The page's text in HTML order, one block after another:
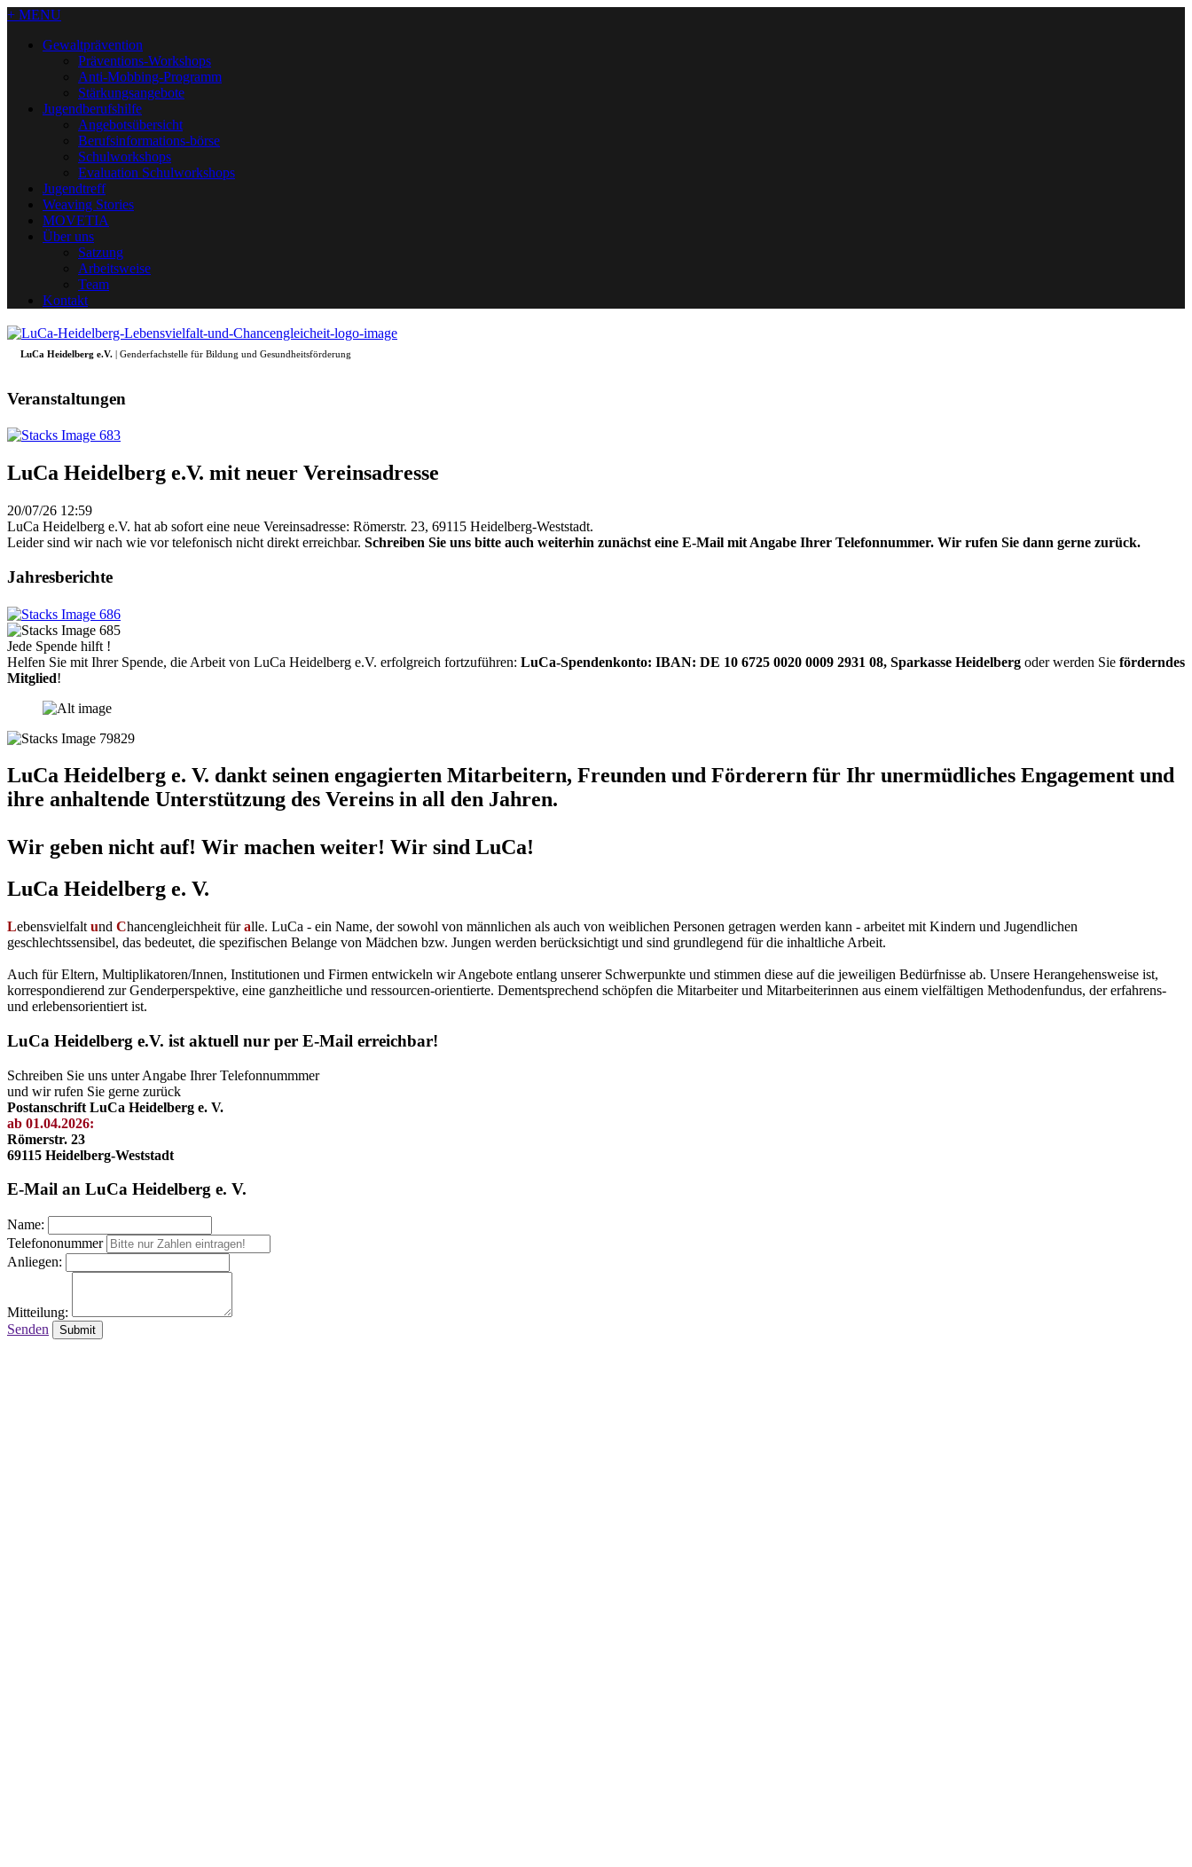
+ MENU
Gewaltprävention
Präventions-Workshops
Anti-Mobbing-Programm
Stärkungsangebote
Jugendberufshilfe
Angebotsübersicht
Berufsinformations-börse
Schulworkshops
Evaluation Schulworkshops
Jugendtreff
Weaving Stories
MOVETIA
Über uns
Satzung
Arbeitsweise
Team
Kontakt
LuCa Heidelberg e.V. | Genderfachstelle für Bildung und Gesundheitsförderung
Veranstaltungen
LuCa Heidelberg e.V. mit neuer Vereinsadresse
20/07/26 12:59
LuCa Heidelberg e.V. hat ab sofort eine neue Vereinsadresse: Römerstr. 23, 69115 Heidelberg-Weststadt.
Leider sind wir nach wie vor telefonisch nicht direkt erreichbar. Schreiben Sie uns bitte auch weiterhin zunächst eine E-Mail mit Angabe Ihrer Telefonnummer. Wir rufen Sie dann gerne zurück.
Jahresberichte
Jede Spende hilft !
Helfen Sie mit Ihrer Spende, die Arbeit von LuCa Heidelberg e.V. erfolgreich fortzuführen: LuCa-Spendenkonto: IBAN: DE 10 6725 0020 0009 2931 08, Sparkasse Heidelberg oder werden Sie förderndes
Mitglied!
LuCa Heidelberg e. V. dankt seinen engagierten Mitarbeitern, Freunden und Förderern für Ihr unermüdliches Engagement und
ihre anhaltende Unterstützung des Vereins in all den Jahren.
Wir geben nicht auf! Wir machen weiter! Wir sind LuCa!
LuCa Heidelberg e. V.
Lebensvielfalt und Chancengleichheit füralle. LuCa - ein Name, der sowohl von männlichen als auch von weiblichen Personen getragen werden kann - arbeitet mit Kindern und Jugendlichen
geschlechtssensibel, das bedeutet, die spezifischen Belange von Mädchen bzw. Jungen werden berücksichtigt und sind grundlegend für die inhaltliche Arbeit.
Auch für Eltern, Multiplikatoren/Innen, Institutionen und Firmen entwickeln wir Angebote entlang unserer Schwerpunkte und stimmen diese auf die jeweiligen Bedürfnisse ab. Unsere Herangehensweise ist,
korrespondierend zur Genderperspektive, eine ganzheitliche und ressourcen-orientierte. Dementsprechend schöpfen die Mitarbeiter und Mitarbeiterinnen aus einem vielfältigen Methodenfundus, der erfahrens-
und erlebensorientiert ist.
LuCa Heidelberg e.V. ist aktuell nur per E-Mail erreichbar!
Schreiben Sie uns unter Angabe Ihrer Telefonnummmer
und wir rufen Sie gerne zurück
Postanschrift LuCa Heidelberg e. V.
ab 01.04.2026:
Römerstr. 23
69115 Heidelberg-Weststadt
E-Mail an LuCa Heidelberg e. V.
Name:
Telefononummer
Anliegen:
Mitteilung:
Senden